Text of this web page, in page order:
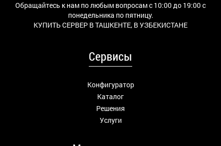
Обращайтесь к нам по любым вопросам с 10:00 до 19:00 с
понедельника по пятницу.
КУПИТЬ СЕРВЕР В ТАШКЕНТЕ, В УЗБЕКИСТАНЕ
Сервисы
Конфигуратор
Каталог
Решения
Услуги